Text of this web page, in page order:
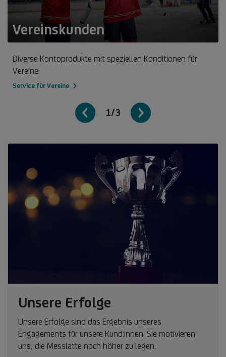
Vereinskunden
Diverse Kontoprodukte mit speziellen Konditionen für
Vereine.
Service für Vereine
1/3
Unsere Erfolge
Unsere Erfolge sind das Ergebnis unseres
Engagements für unsere Kund:innen. Sie motivieren
uns, die Messlatte noch höher zu legen.